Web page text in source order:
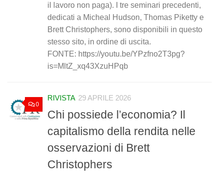
il lavoro non paga). I tre seminari precedenti,
dedicati a Micheal Hudson, Thomas Piketty e
Brett Christophers, sono disponibili in questo
stesso sito, in ordine di uscita.
FONTE: https://youtu.be/YPzfno2T3pg?
is=MltZ_xq43XzuHPqb
0
RIVISTA 29 APRILE 2026
Chi possiede l’economia? Il
capitalismo della rendita nelle
osservazioni di Brett
Christophers